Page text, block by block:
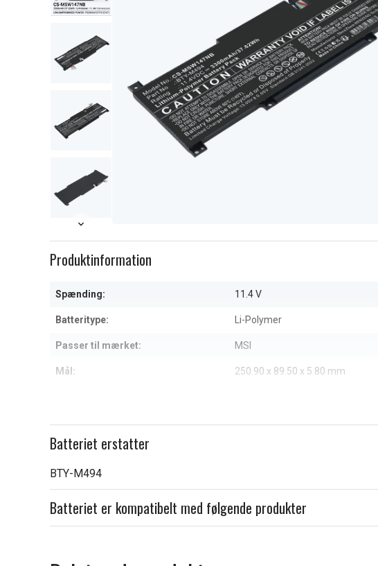
of
1
of
Produktinformation
Spænding: 11.4 V
Batteritype: Li-Polymer
Passer til mærket: MSI
Mål: 250.90 x 89.50 x 5.80 mm
Batteriet erstatter
BTY-M494
Batteriet er kompatibelt med følgende produkter